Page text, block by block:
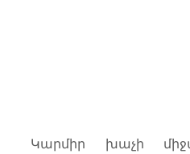
Կարմիր խաչի